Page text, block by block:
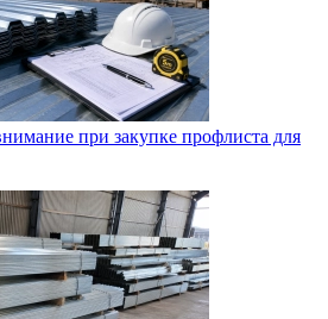
при закупке профлиста для